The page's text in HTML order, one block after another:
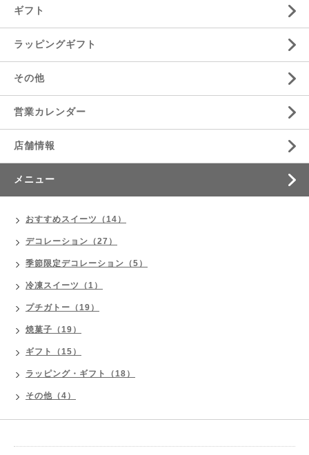
ギフト
ラッピングギフト
その他
営業カレンダー
店舗情報
メニュー
おすすめスイーツ（14）
デコレーション（27）
季節限定デコレーション（5）
冷凍スイーツ（1）
プチガトー（19）
焼菓子（19）
ギフト（15）
ラッピング・ギフト（18）
その他（4）